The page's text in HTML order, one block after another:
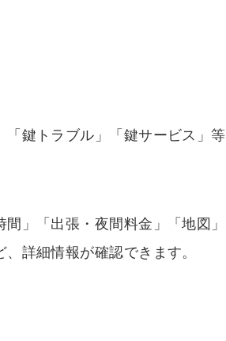
鍵トラブル」「鍵サービス」等
」「出張・夜間料金」「地図」
詳細情報が確認できます。